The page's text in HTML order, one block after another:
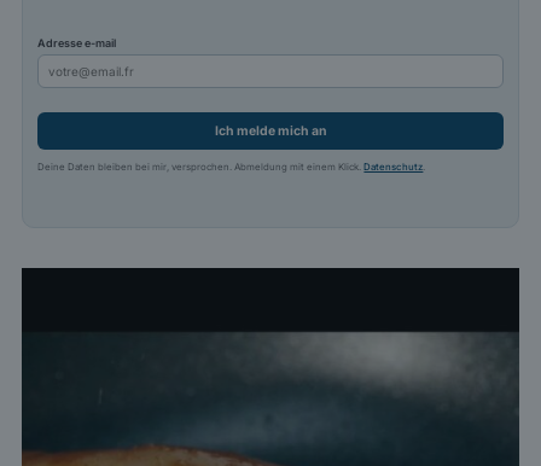
Adresse e-mail
Ich melde mich an
Deine Daten bleiben bei mir, versprochen. Abmeldung mit einem Klick.Datenschutz.